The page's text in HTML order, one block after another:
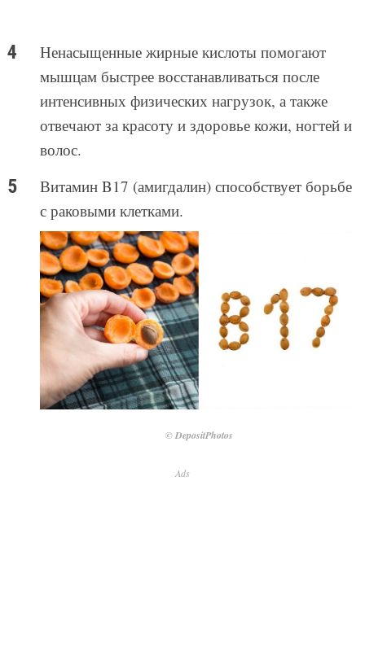
Ненасыщенные жирные кислоты помогают
мышцам быстрее восстанавливаться после
интенсивных физических нагрузок, а также
отвечают за красоту и здоровье кожи, ногтей и
волос.
Витамин B17 (амигдалин) способствует борьбе
с раковыми клетками.
© DepositPhotos
Ads